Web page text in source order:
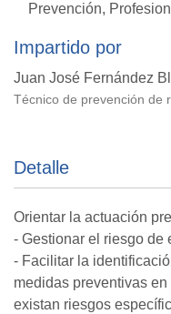
Prevención,
Impartido por
Juan José Fernández
Técnico de prevención de
Detalle
Orientar la actuación
- Gestionar el riesgo de
- Facilitar la
medidas preventivas
existan riesgos